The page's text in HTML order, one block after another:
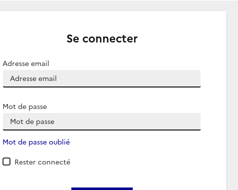
Se connecter
Adresse email
Mot de passe
Mot de passe oublié
Rester connecté